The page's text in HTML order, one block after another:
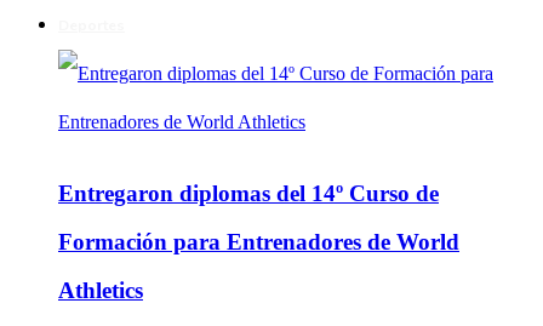
Entregaron diplomas del 14º Curso de
Formación para Entrenadores de World
Athletics